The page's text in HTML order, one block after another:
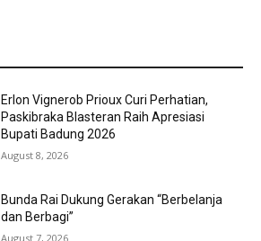
Erlon Vignerob Prioux Curi Perhatian,
Paskibraka Blasteran Raih Apresiasi
Bupati Badung 2026
August 8, 2026
Bunda Rai Dukung Gerakan “Berbelanja
dan Berbagi”
August 7, 2026